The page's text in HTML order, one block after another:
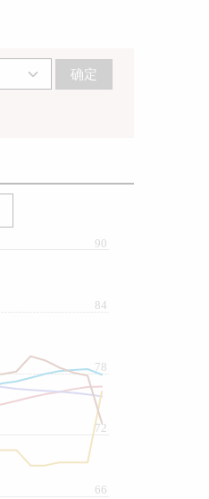
确定
72
66
78
84
90